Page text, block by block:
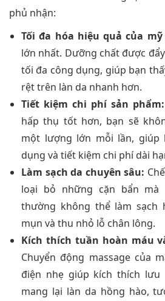
phủ nhận:
Tối đa hóa hiệu quả của
lớn nhất. Dưỡng chất được
tối đa công dụng, giúp bạn
rệt trên làn da nhanh hơn.
Tiết kiệm chi phí sản phẩm:
hấp thụ tốt hơn, bạn sẽ
một lượng lớn mỗi lần, giúp
dụng và tiết kiệm chi phí dài
Làm sạch da chuyên sâu:
loại bỏ những cặn bẩn
thường không thể làm sạch
mụn và thu nhỏ lỗ chân lông.
Kích thích tuần hoàn máu
Chuyển động massage của
điện nhẹ giúp kích thích
mang lại làn da hồng hào,